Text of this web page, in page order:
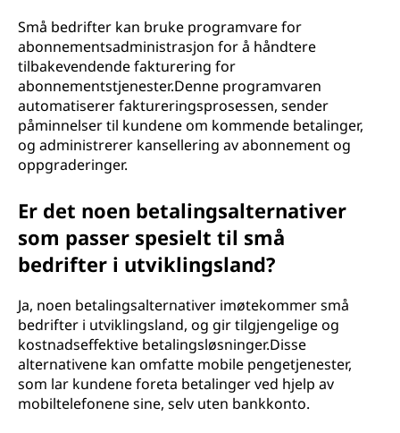
Små bedrifter kan bruke programvare for
abonnementsadministrasjon for å håndtere
tilbakevendende fakturering for
abonnementstjenester.Denne programvaren
automatiserer faktureringsprosessen, sender
påminnelser til kundene om kommende betalinger,
og administrerer kansellering av abonnement og
oppgraderinger.
Er det noen betalingsalternativer
som passer spesielt til små
bedrifter i utviklingsland?
Ja, noen betalingsalternativer imøtekommer små
bedrifter i utviklingsland, og gir tilgjengelige og
kostnadseffektive betalingsløsninger.Disse
alternativene kan omfatte mobile pengetjenester,
som lar kundene foreta betalinger ved hjelp av
mobiltelefonene sine, selv uten bankkonto.